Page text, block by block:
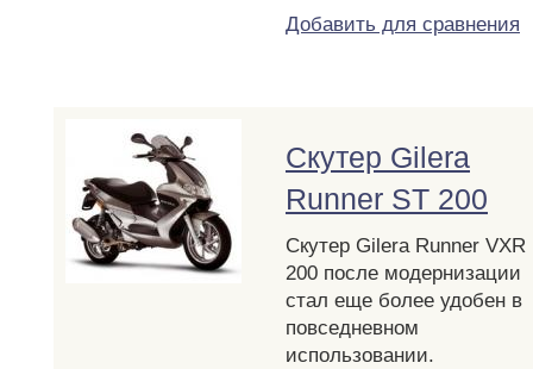
Добавить для сравнения
Скутер Gilera
Runner ST 200
Скутер Gilera Runner VXR
200 после модернизации
стал еще более удобен в
повседневном
использовании.